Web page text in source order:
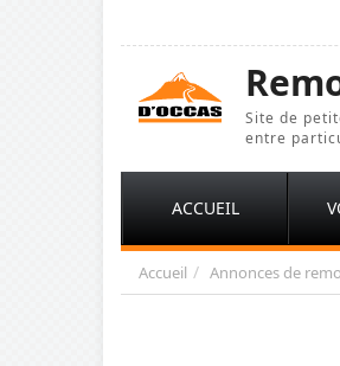
Site de
entre
ACCUEIL
Accueil Annonces de